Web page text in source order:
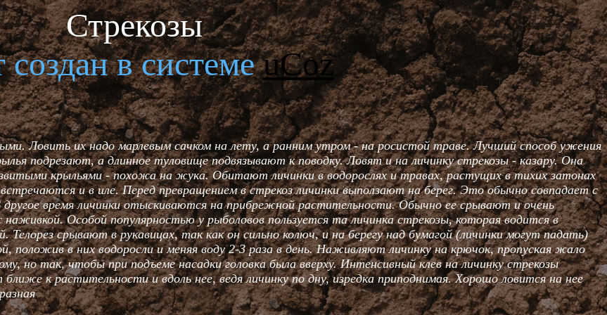
Стрекозы
создан в системеuCoz
Ловить их надо марлевым сачком на лету, а ранним утром - на росистой траве. Лучший способ ужения
подрезают, а длинное туловище подвязывают к поводку. Ловят и на личинку стрекозы - казару. Она
крыльями - похожа на жука. Обитают личинки в водорослях и травах, растущих в тихих затонах
и в иле. Перед превращением в стрекоз личинки выползают на берег. Это обычно совпадает с
время личинки отыскиваются на прибрежной растительности. Обычно ее срывают и очень
Особой популярностью у рыболовов пользуется та личинка стрекозы, которая водится в
Телорез срывают в рукавицах, так как он сильно колюч, и на берегу над бумагой (личинки могут падать)
положив в них водоросли и меняя воду 2-3 раза в день. Наживляют личинку на крючок, пропуская жало
но так, чтобы при подъеме насадки головка была вверху. Интенсивный клев на личинку стрекозы
к растительности и вдоль нее, ведя личинку по дну, изредка приподнимая. Хорошо ловится на нее